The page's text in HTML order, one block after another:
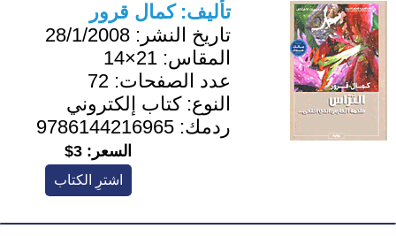
تأليف:كمال قرور
تاريخ النشر: 28/1/2008
المقاس: 21×14
عدد الصفحات: 72
النوع:كتاب إلكتروني
ردمك: 9786144216965
السعر: 3$
اشترِ الكتاب